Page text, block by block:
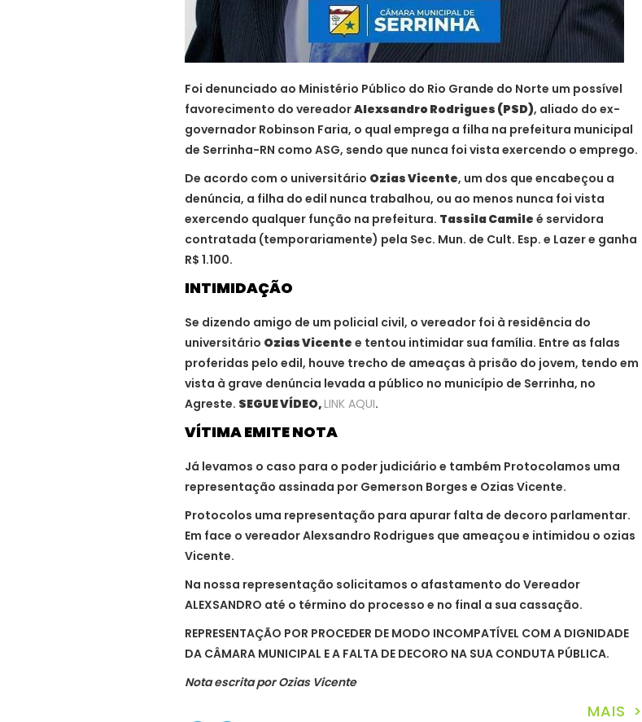
Foi denunciado ao Ministério Público do Rio Grande do Norte um possível
favorecimento do vereadorAlexsandro Rodrigues (PSD), aliado do ex-
governador Robinson Faria, o qual emprega a filha na prefeitura municipal
de Serrinha-RN como ASG, sendo que nunca foi vista exercendo o emprego.
De acordo com o universitário Ozias Vicente, um dos que encabeçou a
denúncia, a filha do edil nunca trabalhou, ou ao menos nunca foi vista
exercendo qualquer função na prefeitura. Tassila Camile é servidora
contratada (temporariamente) pela Sec. Mun. de Cult. Esp. e Lazer e ganha
R$ 1.100.
INTIMIDAÇÃO
Se dizendo amigo de um policial civil, o vereador foi à residência do
universitário Ozias Vicente e tentou intimidar sua família. Entre as falas
proferidas pelo edil, houve trecho de ameaças à prisão do jovem, tendo em
vista à grave denúncia levada a público no município de Serrinha, no
Agreste. SEGUE VÍDEO,LINK AQUI.
VÍTIMA EMITE NOTA
Já levamos o caso para o poder judiciário e também Protocolamos uma
representação assinada por Gemerson Borges e Ozias Vicente.
Protocolos uma representação para apurar falta de decoro parlamentar.
Em face o vereador Alexsandro Rodrigues que ameaçou e intimidou o ozias
Vicente.
Na nossa representação solicitamos o afastamento do Vereador
ALEXSANDRO até o término do processo e no final a sua cassação.
REPRESENTAÇÃO POR PROCEDER DE MODO INCOMPATÍVEL COM A DIGNIDADE
DA CÂMARA MUNICIPAL E A FALTA DE DECORO NA SUA CONDUTA PÚBLICA.
Nota escrita por Ozias Vicente
MAIS >